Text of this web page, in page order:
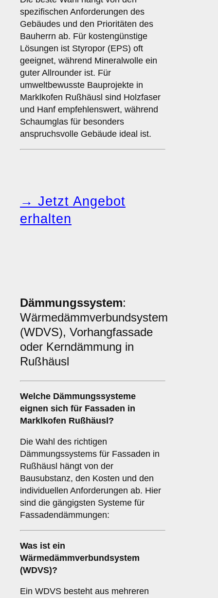
spezifischen Anforderungen des
Gebäudes und den Prioritäten des
Bauherrn ab. Für kostengünstige
Lösungen ist Styropor (EPS) oft
geeignet, während Mineralwolle ein
guter Allrounder ist. Für
umweltbewusste Bauprojekte in
Marklkofen Rußhäusl sind Holzfaser
und Hanf empfehlenswert, während
Schaumglas für besonders
anspruchsvolle Gebäude ideal ist.
→ Jetzt Angebot
erhalten
Dämmungssystem:
Wärmedämmverbundsystem
(WDVS), Vorhangfassade
oder Kerndämmung in
Rußhäusl
Welche Dämmungssysteme
eignen sich für Fassaden in
Marklkofen Rußhäusl?
Die Wahl des richtigen
Dämmungssystems für Fassaden in
Rußhäusl hängt von der
Bausubstanz, den Kosten und den
individuellen Anforderungen ab. Hier
sind die gängigsten Systeme für
Fassadendämmungen:
Was ist ein
Wärmedämmverbundsystem
(WDVS)?
Ein WDVS besteht aus mehreren